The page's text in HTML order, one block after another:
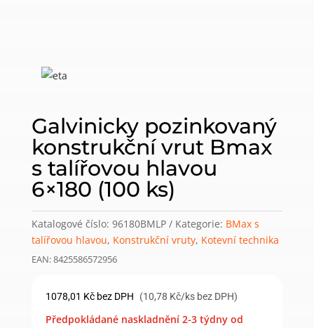
Galvinicky pozinkovaný
konstrukční vrut Bmax
s talířovou hlavou
6×180 (100 ks)
Katalogové číslo: 96180BMLP Kategorie: BMax s
talířovou hlavou, Konstrukční vruty, Kotevní technika
EAN: 8425586572956
1078,01 Kč bez DPH (10,78 Kč/ks bez DPH)
Předpokládané naskladnění 2-3 týdny od